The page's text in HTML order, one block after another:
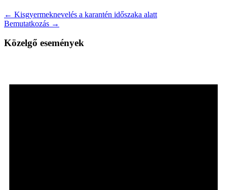
← Kisgyermeknevelés a karantén időszaka alatt
Bemutatkozás →
Közelgő események